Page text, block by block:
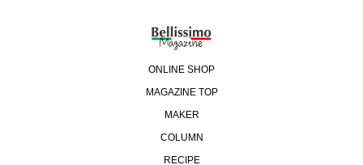
ONLINE SHOP
MAGAZINE TOP
MAKER
COLUMN
RECIPE